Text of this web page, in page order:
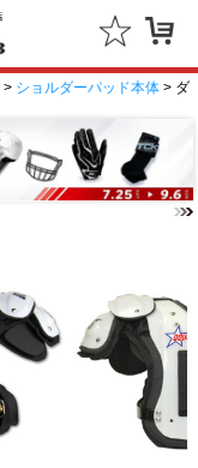
> ショルダーパッド本体 > ダ